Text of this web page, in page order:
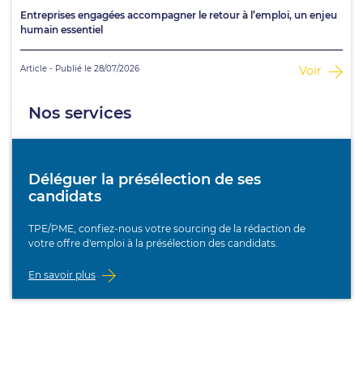
Entreprises engagées accompagner le retour à l’emploi, un enjeu
humain essentiel
Article - Publié le 28/07/2026 Voir
Nos services
Déléguer la présélection de ses
candidats
TPE/PME, confiez-nous votre sourcing de la rédaction de
votre offre d'emploi à la présélection des candidats.
En savoir plus